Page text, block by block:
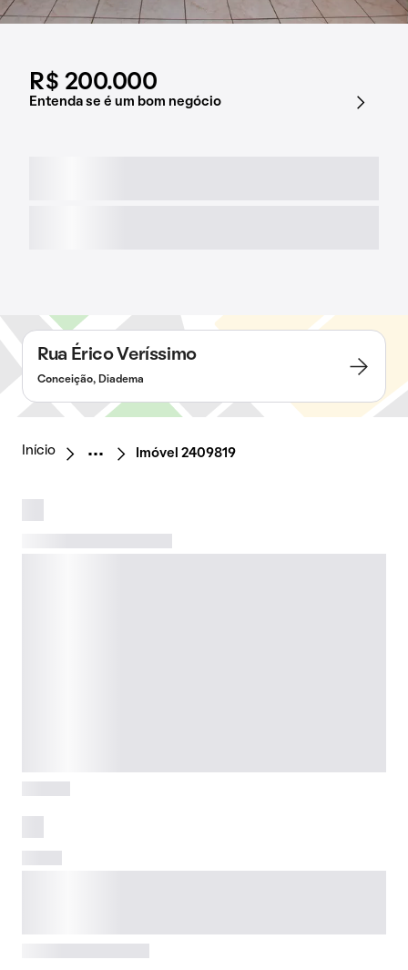
R$ 200.000
Entenda se é um bom negócio
Rua Érico Veríssimo
Conceição, Diadema
Início Imóvel 2409819